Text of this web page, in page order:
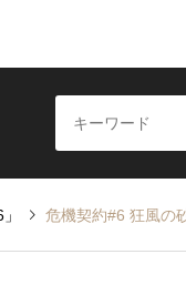
危機契約#6 狂風の